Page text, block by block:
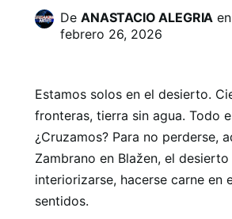
De ANASTACIO ALEGRIA en
febrero 26, 2026
Estamos solos en el desierto.
fronteras, tierra sin agua. Todo
¿Cruzamos? Para no perderse,
Zambrano en Blažen, el
interiorizarse, hacerse carne en
sentidos.